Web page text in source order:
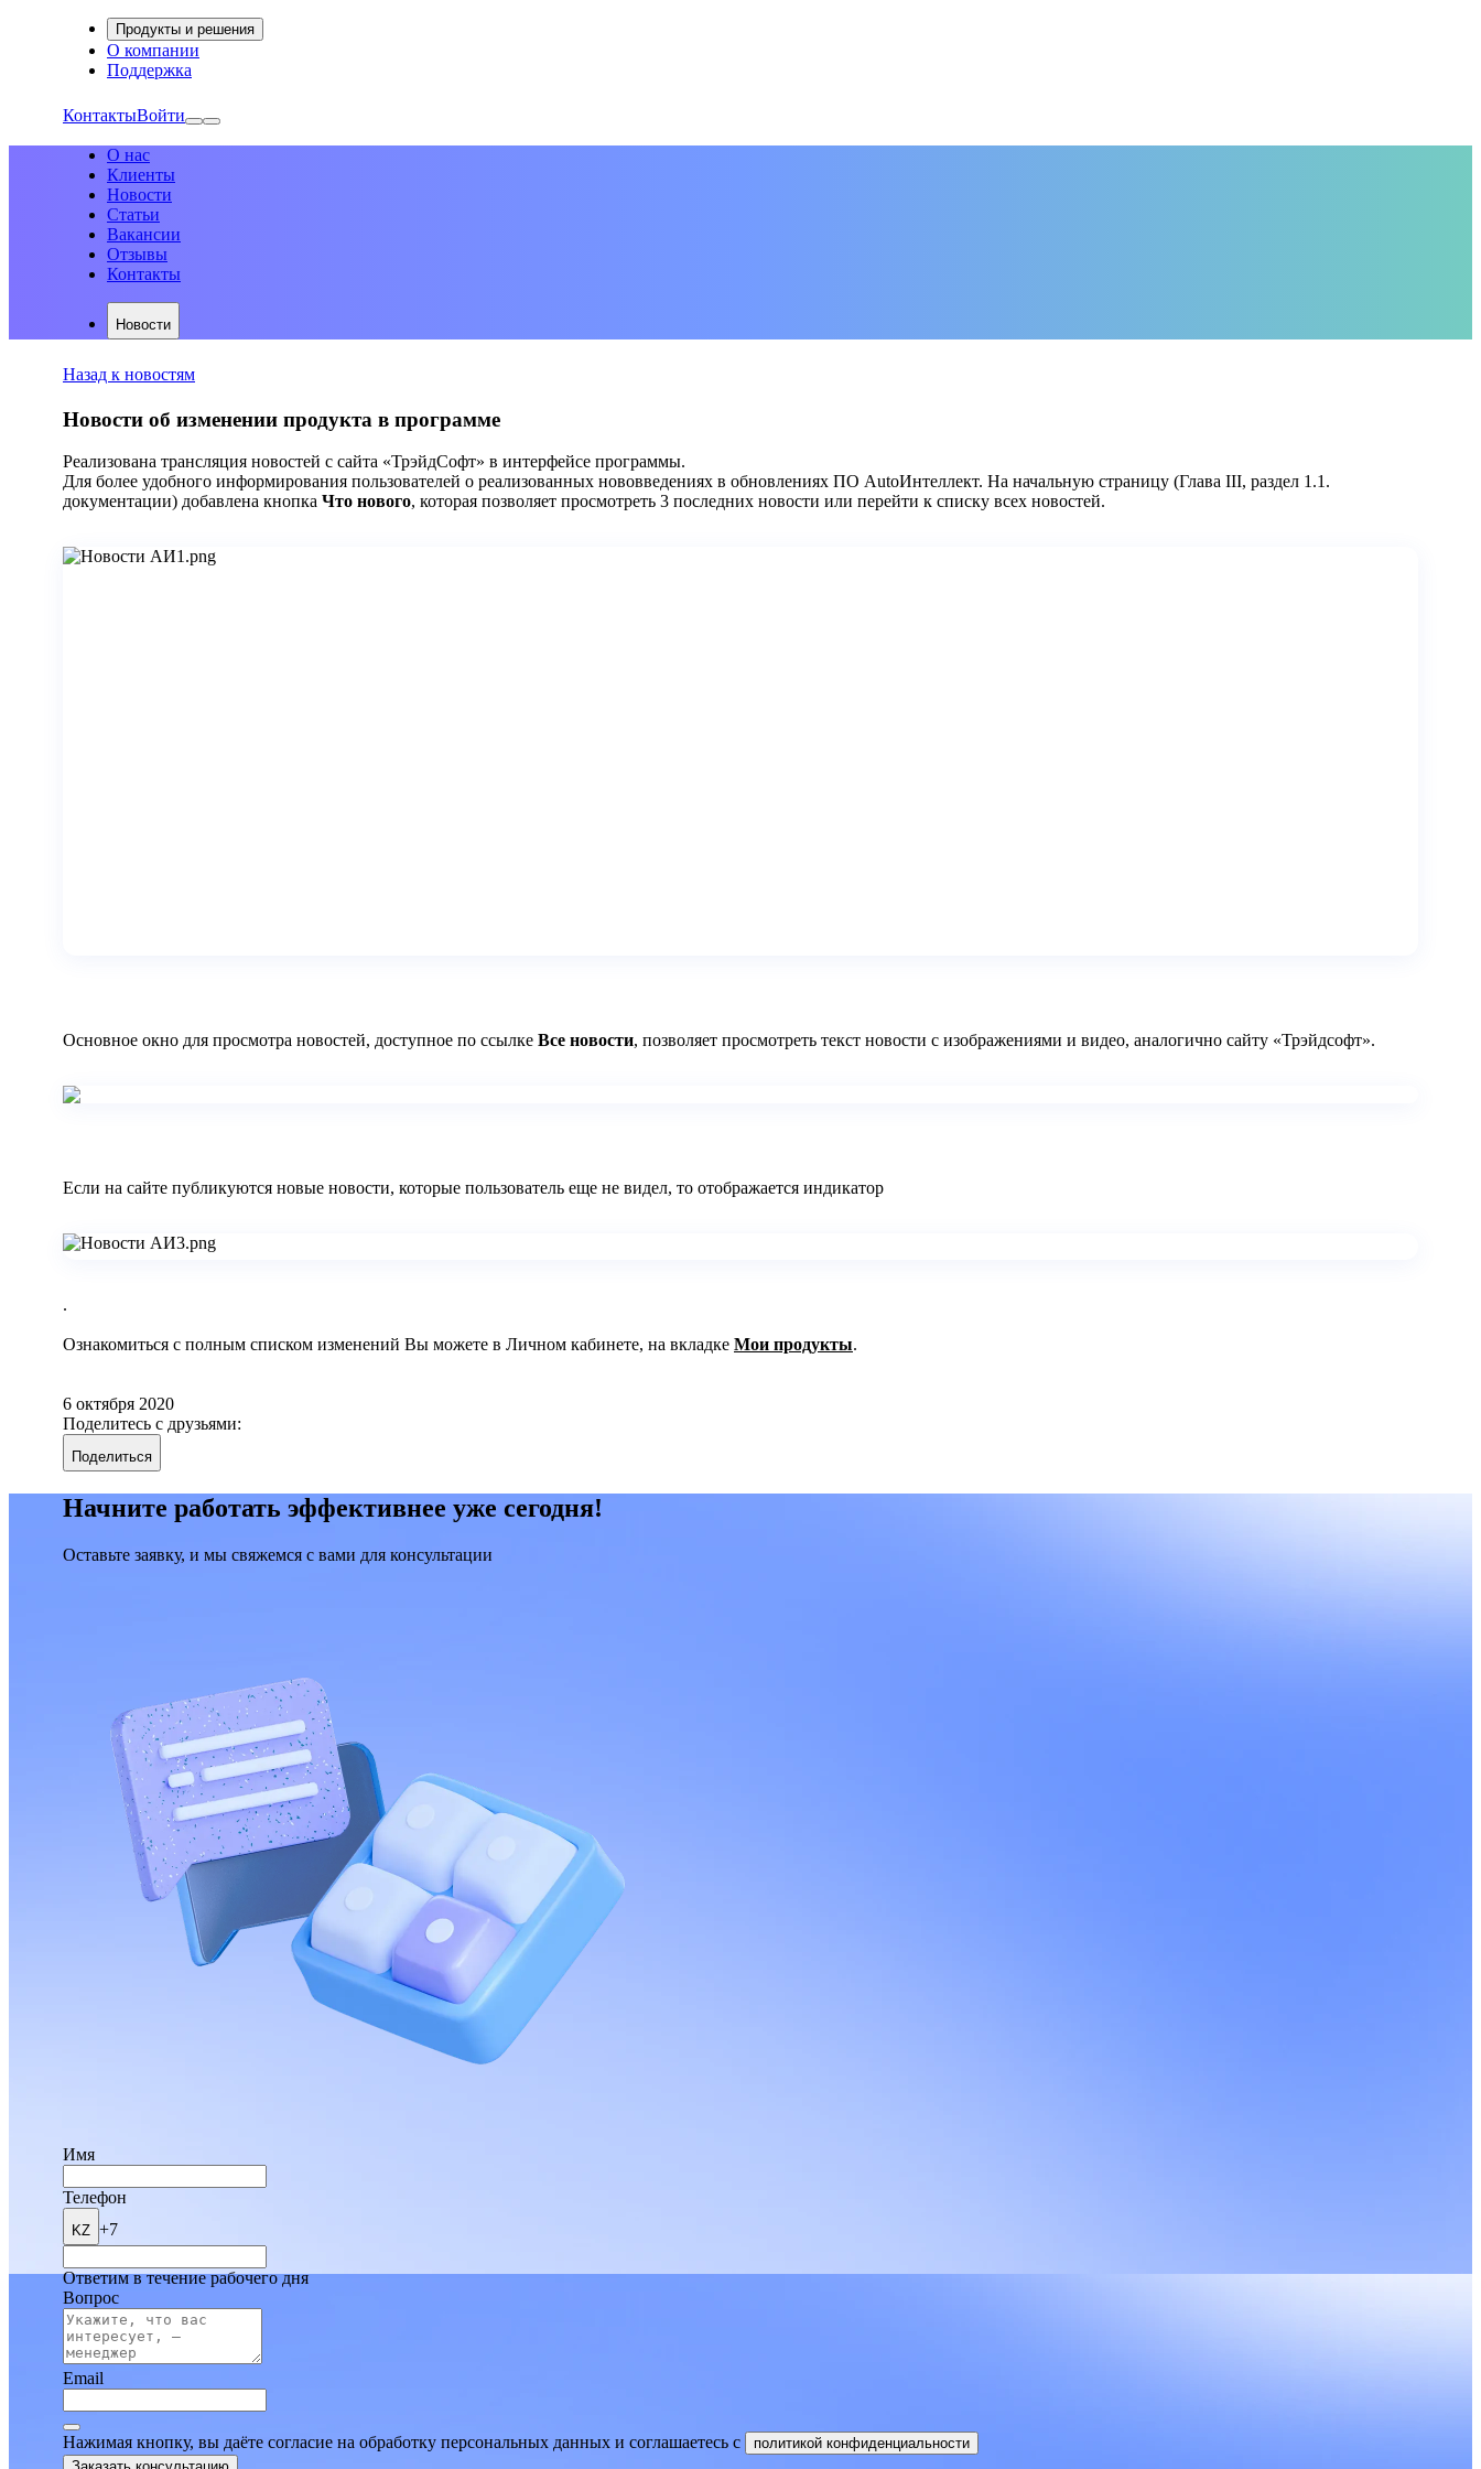
Продукты и решения
О компании
Поддержка
КонтактыВойти
О нас
Клиенты
Новости
Статьи
Вакансии
Отзывы
Контакты
Новости
Назад к новостям
Новости об изменении продукта в программе
Реализована трансляция новостей с сайта «ТрэйдСофт» в интерфейсе программы.
Для более удобного информирования пользователей о реализованных нововведениях в обновлениях ПО AutoИнтеллект. На начальную страницу (Глава III, раздел 1.1.
документации) добавлена кнопка Что нового, которая позволяет просмотреть 3 последних новости или перейти к списку всех новостей.
Основное окно для просмотра новостей, доступное по ссылке Все новости, позволяет просмотреть текст новости с изображениями и видео, аналогично сайту «Трэйдсофт».
Если на сайте публикуются новые новости, которые пользователь еще не видел, то отображается индикатор
.
Ознакомиться с полным списком изменений Вы можете в Личном кабинете, на вкладке Мои продукты.
6 октября 2020
Поделитесь с друзьями:
Поделиться
Начните работать эффективнее уже сегодня!
Оставьте заявку, и мы свяжемся с вами для консультации
Имя
Телефон
KZ +7
Ответим в течение рабочего дня
Вопрос
Email
Нажимая кнопку, вы даёте согласие на обработку персональных данных и соглашаетесь c
политикой конфиденциальности